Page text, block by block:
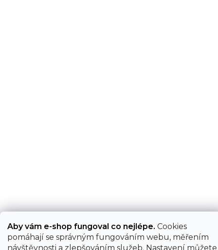
Aby vám e-shop fungoval co nejlépe. Cookies
pomáhají se správným fungováním webu, měřením
návštěvnosti a zlepšováním služeb. Nastavení můžete